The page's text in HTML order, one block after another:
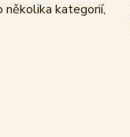
několika kategorií,